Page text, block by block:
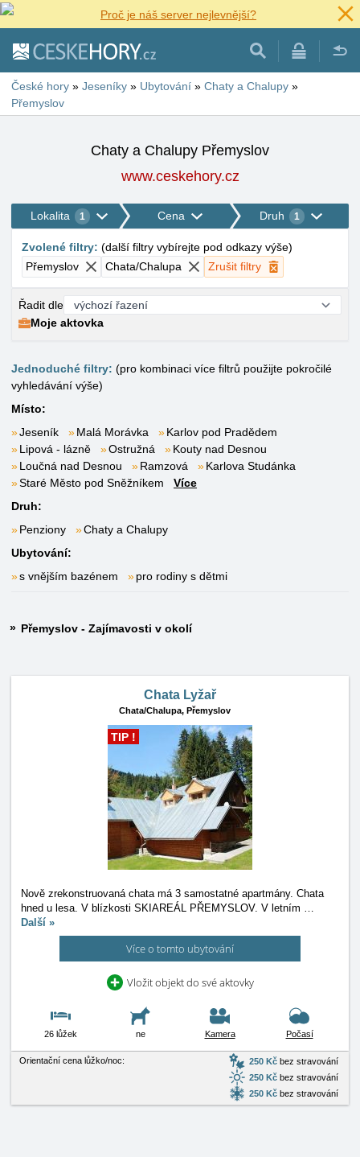
Proč je náš server nejlevnější?
České hory » Jeseníky » Ubytování » Chaty a Chalupy »
Přemyslov
Chaty a Chalupy Přemyslov
www.ceskehory.cz
Lokalita 1 Cena Druh 1
Zvolené filtry: (další filtry vybírejte pod odkazy výše)
Přemyslov
Chata/Chalupa Zrušit filtry
Řadit dle
Moje aktovka
Jednoduché filtry: (pro kombinaci více filtrů použijte pokročilé
vyhledávání výše)
Místo:
Jeseník
Malá Morávka
Karlov pod Pradědem
Lipová - lázně
Ostružná
Kouty nad Desnou
Loučná nad Desnou
Ramzová
Karlova Studánka
Staré Město pod Sněžníkem
Více
Druh:
Penziony
Chaty a Chalupy
Ubytování:
s vnějším bazénem
pro rodiny s dětmi
Přemyslov - Zajímavosti v okolí
Chata Lyžař
Chata/Chalupa, Přemyslov
TIP !
Nově zrekonstruovaná chata má 3 samostatné apartmány. Chata
hned u lesa. V blízkosti SKIAREÁL PŘEMYSLOV. V letním …
Další »
Více o tomto ubytování
Vložit objekt do své aktovky
26 lůžek ne Kamera Počasí
Orientační cena lůžko/noc: 250 Kč bez stravování
250 Kč bez stravování
250 Kč bez stravování